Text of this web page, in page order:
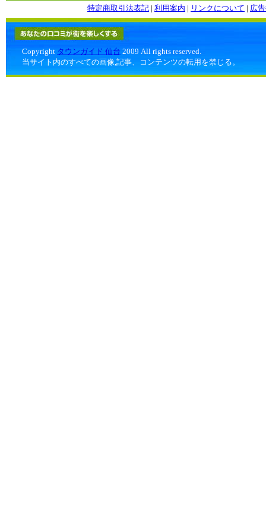
特定商取引法表記 | 利用案内 | リンクについて | 広
Copyright タウンガイド 仙台 2009 All rights reserved.
当サイト内のすべての画像,記事、コンテンツの転用を禁じる。